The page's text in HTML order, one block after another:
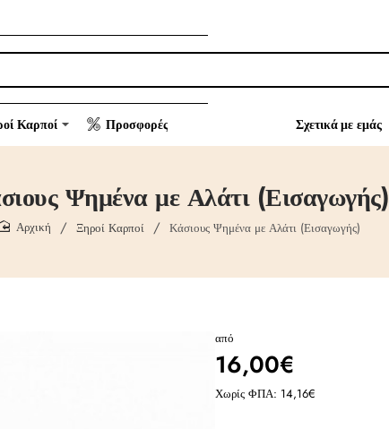
Καρποί Προσφορές Σχετικά με εμάς
Ψημένα με Αλάτι (Εισαγωγής)
Ξηροί Καρποί Κάσιους Ψημένα με Αλάτι (Εισαγωγής)
από
16,00€
Χωρίς ΦΠΑ: 14,16€